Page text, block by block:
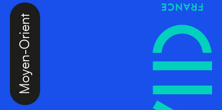
Moyen-Orient